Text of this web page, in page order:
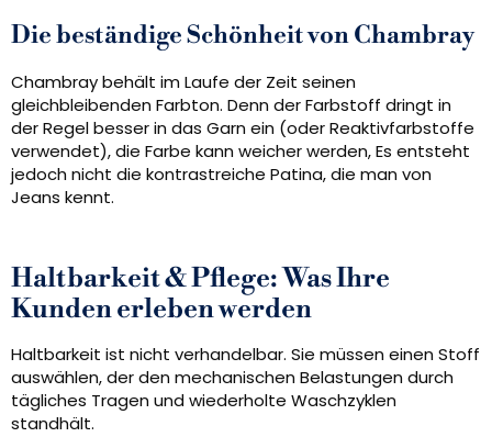
Die beständige Schönheit von Chambray
Chambray behält im Laufe der Zeit seinen
gleichbleibenden Farbton. Denn der Farbstoff dringt in
der Regel besser in das Garn ein (oder Reaktivfarbstoffe
verwendet), die Farbe kann weicher werden, Es entsteht
jedoch nicht die kontrastreiche Patina, die man von
Jeans kennt.
Haltbarkeit & Pflege: Was Ihre
Kunden erleben werden
Haltbarkeit ist nicht verhandelbar. Sie müssen einen Stoff
auswählen, der den mechanischen Belastungen durch
tägliches Tragen und wiederholte Waschzyklen
standhält.